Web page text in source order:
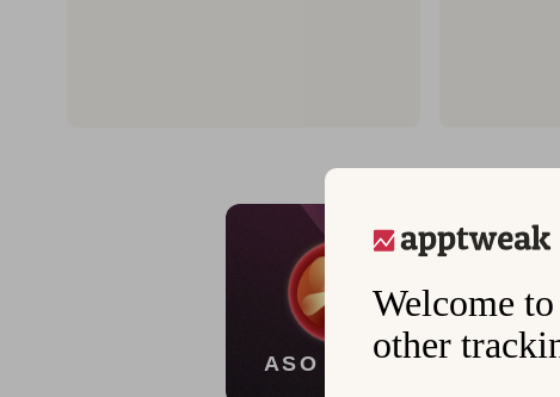
Welcome
other
ASO AGENT
10시간
ASO Agent를 사
자세히 알아보